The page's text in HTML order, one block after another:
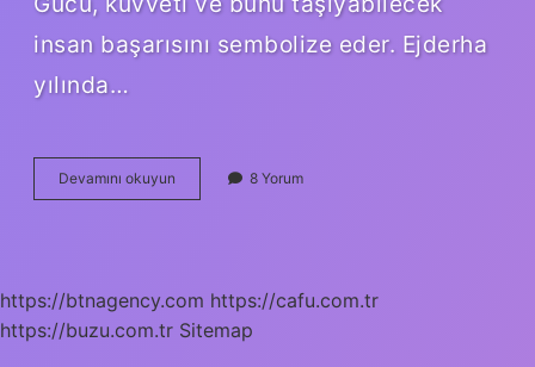
insan başarısını sembolize eder. Ejderha
yılında…
Devamını okuyun
Yılı
8 Yorum
https://btnagency.com https://cafu.com.tr
https://buzu.com.tr Sitemap